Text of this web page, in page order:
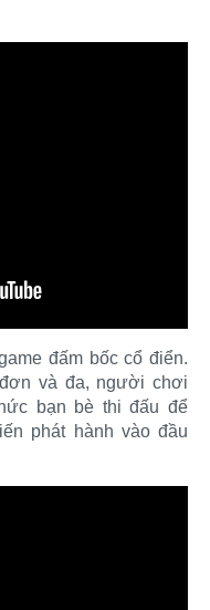
đấm bốc cổ điển.
và đa, người chơi
bạn bè thi đấu để
phát hành vào đầu